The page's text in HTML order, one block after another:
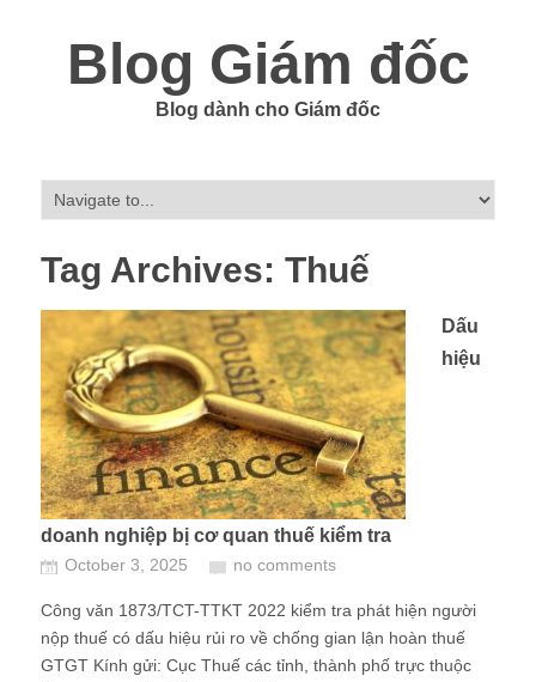
Blog Giám đốc
Blog dành cho Giám đốc
Tag Archives: Thuế
Dấu
hiệu
doanh nghiệp bị cơ quan thuế kiểm tra
October 3, 2025 no comments
Công văn 1873/TCT-TTKT 2022 kiểm tra phát hiện người
nộp thuế có dấu hiệu rủi ro về chống gian lận hoàn thuế
GTGT Kính gửi: Cục Thuế các tỉnh, thành phố trực thuộc